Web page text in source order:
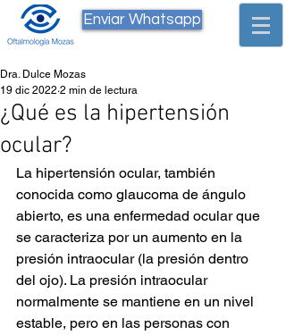
Enviar Whatsapp
¿Qué es la hipertensión
ocular?
Dra. Dulce Mozas
19 dic 2022 2 min de lectura
La hipertensión ocular, también
conocida como glaucoma de ángulo
abierto, es una enfermedad ocular que
se caracteriza por un aumento en la
presión intraocular (la presión dentro
del ojo). La presión intraocular
normalmente se mantiene en un nivel
estable, pero en las personas con